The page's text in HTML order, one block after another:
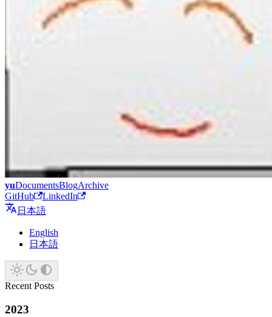
yuDocumentsBlogArchive
GitHub
LinkedIn
日本語
English
日本語
Recent Posts
2023